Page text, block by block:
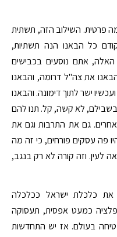
פרטית. השילוב הזה, תשתית
כל הבאנו הנה תשתיות,
אתם נוסעים בכבישים
את צה"ל דרומה, והבאנו
ישר לתוך דימונה. והבאנו
בשבילם, לא קשה, קל. תנו להם
גם את התרבות וגם את
פה עסקים פורחים, כי זה מה
לעין. וזה קורה לא רק בנגב,
את כלכלת ישראל ככלכלה
כמעט אפסית, תעסוקה
בעולם. אז יש התחדשות